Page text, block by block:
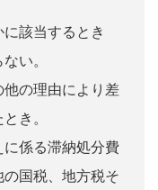
該当するとき
い。
の理由により差
き。
係る滞納処分費
国税、地方税そ